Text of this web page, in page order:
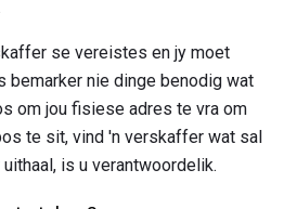
se vereistes en jy moet
bemarker nie dinge benodig wat
om jou fisiese adres te vra om
te sit, vind 'n verskaffer wat sal
is u verantwoordelik.